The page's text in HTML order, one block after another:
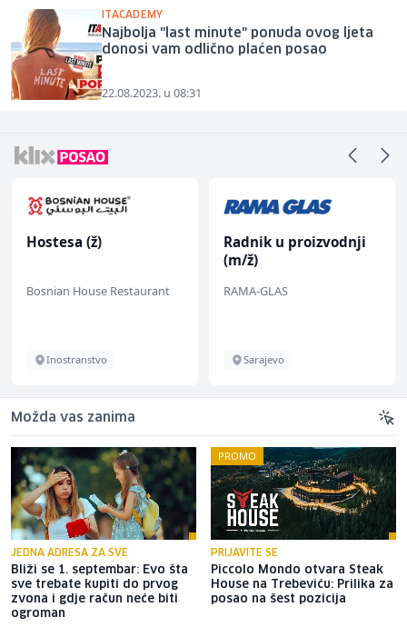
ITACADEMY
Najbolja "last minute" ponuda ovog ljeta
donosi vam odlično plaćen posao
22.08.2023. u 08:31
Hostesa (ž)
Bosnian House Restaurant
Inostranstvo
Radnik u proizvodnji
(m/ž)
RAMA-GLAS
Sarajevo
Možda vas zanima
JEDNA ADRESA ZA SVE
Bliži se 1. septembar: Evo šta
sve trebate kupiti do prvog
zvona i gdje račun neće biti
ogroman
PROMO
PRIJAVITE SE
Piccolo Mondo otvara Steak
House na Trebeviću: Prilika za
posao na šest pozicija